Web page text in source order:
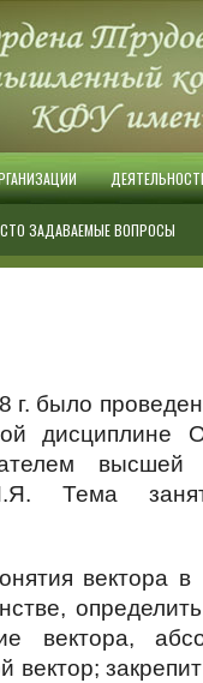
ЗАДАВАЕМЫЕ ВОПРОСЫ
г. было
дисциплине
высшей
Тема
вектора в
вектора,
вектор;